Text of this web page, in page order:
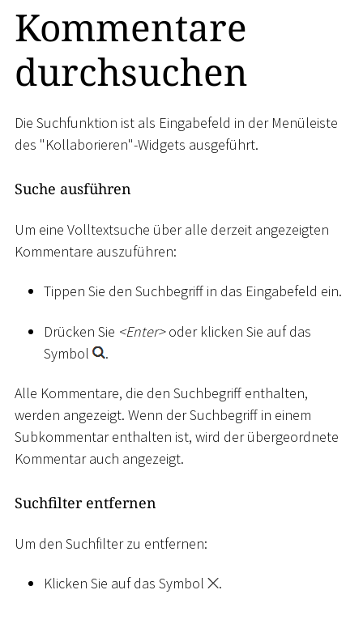
Kommentare
durchsuchen
Die Suchfunktion ist als Eingabefeld in der Menüleiste
des "Kollaborieren"-Widgets ausgeführt.
Suche ausführen
Um eine Volltextsuche über alle derzeit angezeigten
Kommentare auszuführen:
Tippen Sie den Suchbegriff in das Eingabefeld ein.
Drücken Sie <Enter>oder klicken Sie auf das
Symbol
.
Alle Kommentare, die den Suchbegriff enthalten,
werden angezeigt. Wenn der Suchbegriff in einem
Subkommentar enthalten ist, wird der übergeordnete
Kommentar auch angezeigt.
Suchfilter entfernen
Um den Suchfilter zu entfernen:
Klicken Sie auf das Symbol .